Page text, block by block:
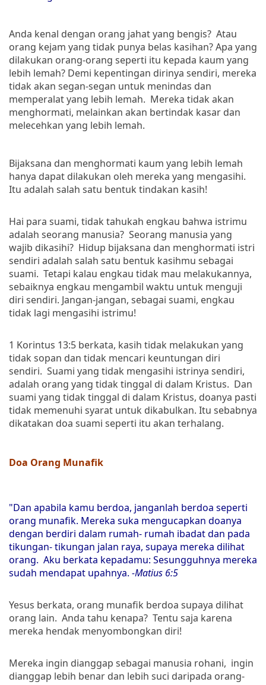
Anda kenal dengan orang jahat yang bengis? Atau
orang kejam yang tidak punya belas kasihan? Apa yang
dilakukan orang-orang seperti itu kepada kaum yang
lebih lemah? Demi kepentingan dirinya sendiri, mereka
tidak akan segan-segan untuk menindas dan
memperalat yang lebih lemah. Mereka tidak akan
menghormati, melainkan akan bertindak kasar dan
melecehkan yang lebih lemah.
Bijaksana dan menghormati kaum yang lebih lemah
hanya dapat dilakukan oleh mereka yang mengasihi.
Itu adalah salah satu bentuk tindakan kasih!
Hai para suami, tidak tahukah engkau bahwa istrimu
adalah seorang manusia? Seorang manusia yang
wajib dikasihi? Hidup bijaksana dan menghormati istri
sendiri adalah salah satu bentuk kasihmu sebagai
suami. Tetapi kalau engkau tidak mau melakukannya,
sebaiknya engkau mengambil waktu untuk menguji
diri sendiri. Jangan-jangan, sebagai suami, engkau
tidak lagi mengasihi istrimu!
1 Korintus 13:5 berkata, kasih tidak melakukan yang
tidak sopan dan tidak mencari keuntungan diri
sendiri. Suami yang tidak mengasihi istrinya sendiri,
adalah orang yang tidak tinggal di dalam Kristus. Dan
suami yang tidak tinggal di dalam Kristus, doanya pasti
tidak memenuhi syarat untuk dikabulkan. Itu sebabnya
dikatakan doa suami seperti itu akan terhalang.
Doa Orang Munafik
"Dan apabila kamu berdoa, janganlah berdoa seperti
orang munafik. Mereka suka mengucapkan doanya
dengan berdiri dalam rumah- rumah ibadat dan pada
tikungan- tikungan jalan raya, supaya mereka dilihat
orang. Aku berkata kepadamu: Sesungguhnya mereka
sudah mendapat upahnya. -Matius 6:5
Yesus berkata, orang munafik berdoa supaya dilihat
orang lain. Anda tahu kenapa? Tentu saja karena
mereka hendak menyombongkan diri!
Mereka ingin dianggap sebagai manusia rohani, ingin
dianggap lebih benar dan lebih suci daripada orang-